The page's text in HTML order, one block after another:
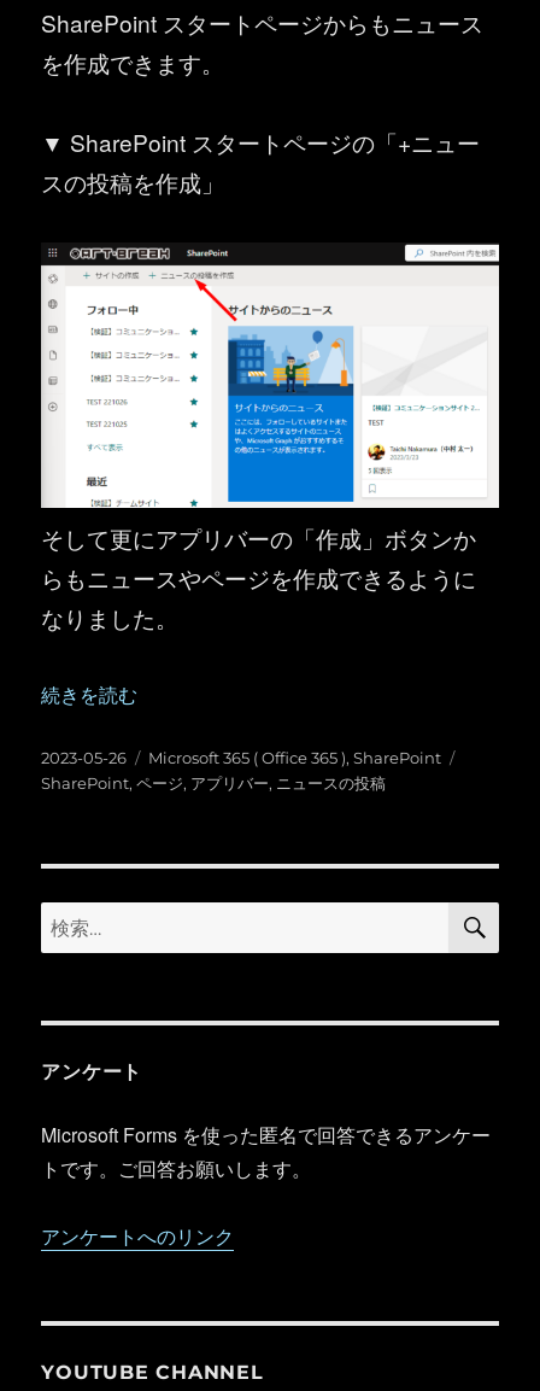
SharePoint スタートページからもニュース
を作成できます。
▼ SharePoint スタートページの「+ニュー
スの投稿を作成」
そして更にアプリバーの「作成」ボタンか
らもニュースやページを作成できるように
なりました。
“SharePoint ：アプリバーの「作成」ボタンからニュー
続きを読む
投
稿
2023-05-26
カ
テ
Microsoft 365 ( Office 365 ),SharePoint
SharePoint,ページ, アプリバー, ニュースの投稿
検
索:
検
アンケート
Microsoft Forms を使った匿名で回答できるアンケー
トです。ご回答お願いします。
アンケートへのリンク
YOUTUBE CHANNEL